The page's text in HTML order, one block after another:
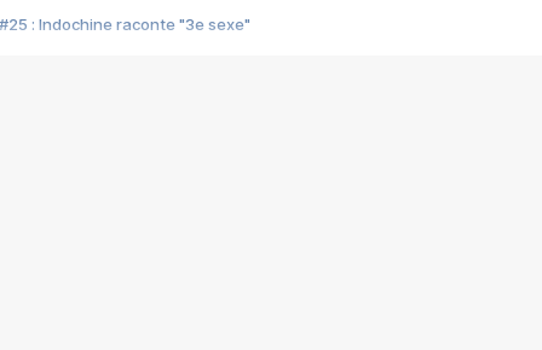
#25 : Indochine raconte "3e sexe"